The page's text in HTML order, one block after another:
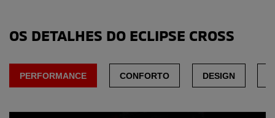
OS DETALHES DO ECLIPSE CROSS
PERFORMANCE CONFORTO DESIGN